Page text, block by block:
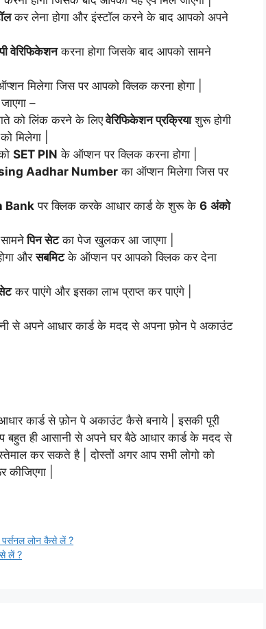
कर लेना होगा और इंस्टॉल करने के बाद आपको अपने
वेरिफिकेशनकरना होगा जिसके बाद आपको सामने
मिलेगा जिस पर आपको क्लिक करना होगा |
–
को लिंक करने के लिएवेरिफिकेशन प्रक्रियाशुरू होगी
मिलेगा |
SET PIN के ऑप्शन पर क्लिक करना होगा |
Aadhar Numberका ऑप्शन मिलेगा जिस पर
Bank पर क्लिक करके आधार कार्ड के शुरू के 6 अंको
पिन सेटका पेज खुलकर आ जाएगा |
औरसबमिटके ऑप्शन पर आपको क्लिक कर देना
कर पाएंगे और इसका लाभ प्राप्त कर पाएंगे |
से अपने आधार कार्ड के मदद से अपना फ़ोन पे अकाउंट
कार्ड से फ़ोन पे अकाउंट कैसे बनाये | इसकी पूरी
बहुत ही आसानी से अपने घर बैठे आधार कार्ड के मदद से
कर सकते है | दोस्तों अगर आप सभी लोगो को
|
लोन कैसे लें ?
लें ?